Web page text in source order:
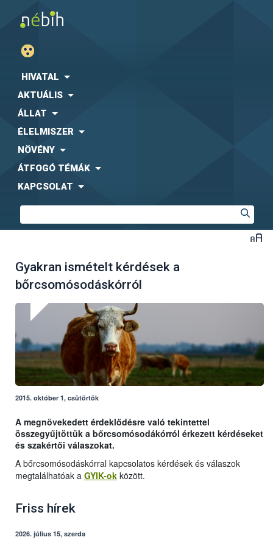
HIVATAL
AKTUÁLIS
ÁLLAT
ÉLELMISZER
NÖVÉNY
ÁTFOGÓ TÉMÁK
KAPCSOLAT
Gyakran ismételt kérdések a
bőrcsomósodáskórról
2015. október 1, csütörtök
A megnövekedett érdeklődésre való tekintettel
összegyűjtöttük a bőrcsomósodákórról érkezett kérdéseket
és szakértői válaszokat.
A bőrcsomósodáskórral kapcsolatos kérdések és válaszok
megtalálhatóak a GYIK-ok között.
Friss hírek
2026. július 15, szerda